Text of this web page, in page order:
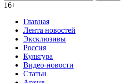
16+
Главная
Лента новостей
Эксклюзивы
Россия
Культура
Видео-новости
Статьи